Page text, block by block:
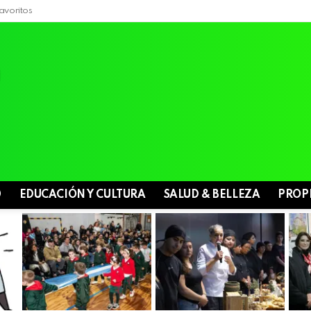
EDUCACIÓN Y CULTURA SALUD & BELLEZA